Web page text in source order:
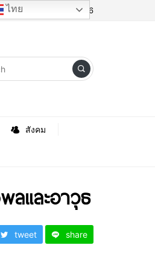
Friday, 7 August 2026
สังคม
ลและอาวุธ
tweet share
ไทย